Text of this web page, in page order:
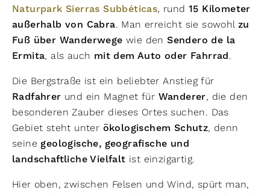
Naturpark Sierras Subbéticas, rund15 Kilometer
außerhalb von Cabra. Man erreicht sie sowohlzu
Fuß über Wanderwege wie den Sendero de la
Ermita, als auch mit dem Auto oder Fahrrad.
Die Bergstraße ist ein beliebter Anstieg für
Radfahrer und ein Magnet für Wanderer, die den
besonderen Zauber dieses Ortes suchen. Das
Gebiet steht unter ökologischem Schutz, denn
seine geologische, geografische und
landschaftliche Vielfalt ist einzigartig.
Hier oben, zwischen Felsen und Wind, spürt man,